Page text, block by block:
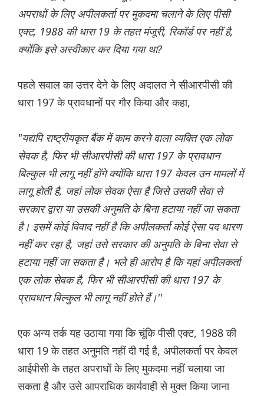
अपराधों के लिए अपीलकर्ता पर मुकदमा चलाने के लिए पीसी
एक्ट, 1988 की धारा 19 के तहत मंजूरी, रिकॉर्ड पर नहीं है,
क्योंकि इसे अस्वीकार कर दिया गया था?
पहले सवाल का उत्तर देने के लिए अदालत ने सीआरपीसी की
धारा 197 के प्रावधानों पर गौर किया और कहा,
"यद्यपि राष्ट्रीयकृत बैंक में काम करने वाला व्यक्ति एक लोक
सेवक है, फिर भी सीआरपीसी की धारा 197 के प्रावधान
बिल्कुल भी लागू नहीं होंगे क्योंकि धारा 197 केवल उन मामलों में
लागू होती है, जहां लोक सेवक ऐसा है जिसे उसकी सेवा से
सरकार द्वारा या उसकी अनुमति के बिना हटाया नहीं जा सकता
है। इसमें कोई विवाद नहीं है कि अपीलकर्ता कोई ऐसा पद धारण
नहीं कर रहा है, जहां उसे सरकार की अनुमति के बिना सेवा से
हटाया नहीं जा सकता है। भले ही आरोप है कि यहां अपीलकर्ता
एक लोक सेवक है, फिर भी सीआरपीसी की धारा 197 के
प्रावधान बिल्कुल भी लागू नहीं होते हैं।''
एक अन्य तर्क यह उठाया गया कि चूंकि पीसी एक्ट, 1988 की
धारा 19 के तहत अनुमति नहीं दी गई है, अपीलकर्ता पर केवल
आईपीसी के तहत अपराधों के लिए मुकदमा नहीं चलाया जा
सकता है और उसे आपराधिक कार्यवाही से मुक्त किया जाना